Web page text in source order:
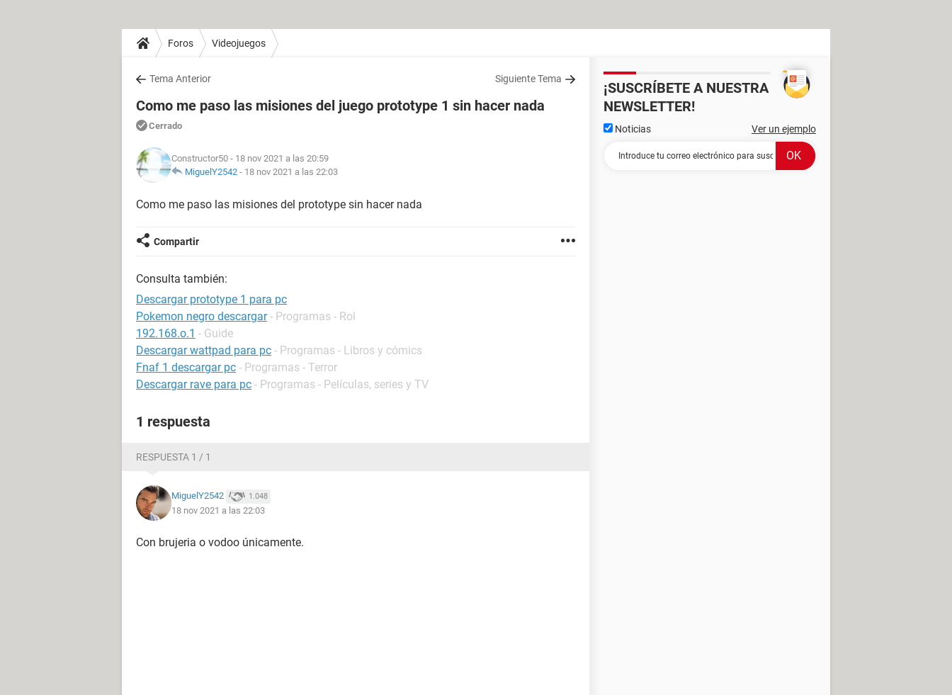
Foros Videojuegos
Tema Anterior Siguiente Tema
Como me paso las misiones del juego prototype 1 sin hacer nada
Cerrado
Constructor50 - 18 nov 2021 a las 20:59
MiguelY2542 - 18 nov 2021 a las 22:03
Como me paso las misiones del prototype sin hacer nada
Compartir
Consulta también:
Descargar prototype 1 para pc
Pokemon negro descargar - Programas - Rol
192.168.o.1 - Guide
Descargar wattpad para pc - Programas - Libros y cómics
Fnaf 1 descargar pc - Programas - Terror
Descargar rave para pc - Programas - Películas, series y TV
1 respuesta
RESPUESTA 1 / 1
MiguelY2542 1.048
18 nov 2021 a las 22:03
Con brujeria o vodoo únicamente.
¡SUSCRÍBETE A NUESTRA
NEWSLETTER!
Noticias Ver un ejemplo